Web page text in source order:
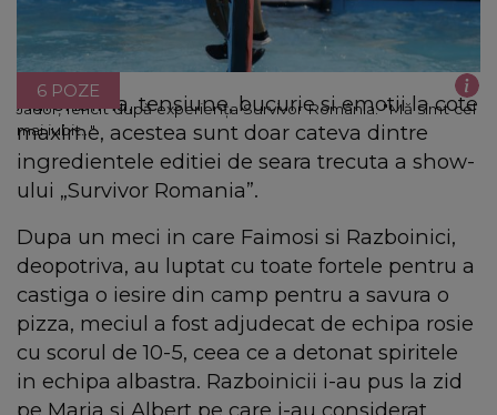
Jador, fericit după experienţa Survivor România: "Mă simt cel
mai iubit..."
6 POZE
Adrenalina, tensiune, bucurie si emotii la cote
maxime, acestea sunt doar cateva dintre
ingredientele editiei de seara trecuta a show-
ului „Survivor Romania”.
Dupa un meci in care Faimosi si Razboinici,
deopotriva, au luptat cu toate fortele pentru a
castiga o iesire din camp pentru a savura o
pizza, meciul a fost adjudecat de echipa rosie
cu scorul de 10-5, ceea ce a detonat spiritele
in echipa albastra. Razboinicii i-au pus la zid
pe Maria si Albert pe care i-au considerat